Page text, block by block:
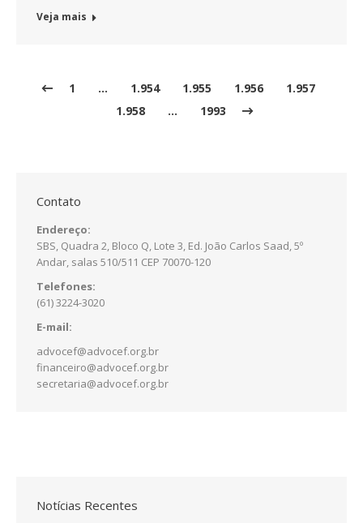
Veja mais
1 … 1.954 1.955 1.956
1.957
1.958
… 1993
Contato
Endereço:
SBS, Quadra 2, Bloco Q, Lote 3, Ed. João Carlos Saad, 5º
Andar, salas 510/511 CEP 70070-120
Telefones:
(61) 3224-3020
E-mail:
advocef@advocef.org.br
financeiro@advocef.org.br
secretaria@advocef.org.br
Notícias Recentes